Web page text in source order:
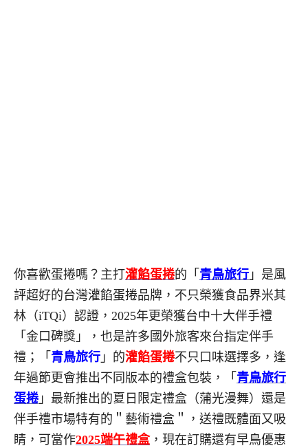
你喜歡蛋捲嗎？主打灌餡蛋捲的「 青鳥旅行 」是風
評超好的台灣灌餡蛋捲品牌，不只榮獲食品界米其
林（iTQi）認證，2025年更榮獲台中十大伴手禮
「金口碑獎」，也是許多國外旅客來台指定伴手
禮；「 青鳥旅行 」的灌餡蛋捲不只口味選擇多，逢
年過節更會推出不同版本的禮盒包裝，「 青鳥旅行
蛋捲」最新推出的夏日限定禮盒（蒲光漫舞）還是
伴手禮市場特有的＂藝術禮盒＂，送禮既體面又吸
睛，可當作2025端午禮盒，現在訂購還有早鳥優惠